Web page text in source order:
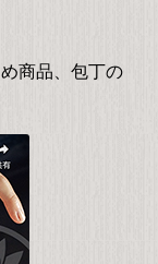
商品、包丁の